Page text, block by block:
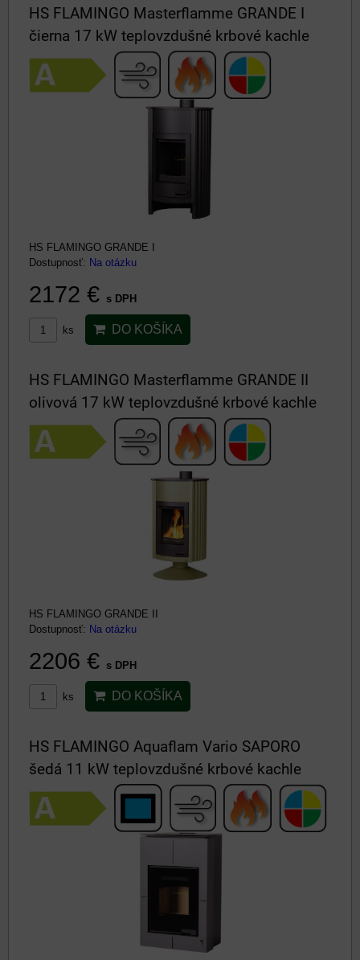
HS FLAMINGO Masterflamme GRANDE I
čierna 17 kW teplovzdušné krbové kachle
HS FLAMINGO GRANDE I
Dostupnosť: Na otázku
2172 € s DPH
ks DO KOŠÍKA
HS FLAMINGO Masterflamme GRANDE II
olivová 17 kW teplovzdušné krbové kachle
HS FLAMINGO GRANDE II
Dostupnosť: Na otázku
2206 € s DPH
ks DO KOŠÍKA
HS FLAMINGO Aquaflam Vario SAPORO
šedá 11 kW teplovzdušné krbové kachle